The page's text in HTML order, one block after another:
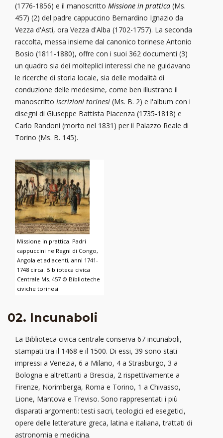
(1776-1856) e il manoscritto Missione in prattica (Ms.
457) (2) del padre cappuccino Bernardino Ignazio da
Vezza d'Asti, ora Vezza d'Alba (1702-1757). La seconda
raccolta, messa insieme dal canonico torinese Antonio
Bosio (1811-1880), offre con i suoi 362 documenti (3)
un quadro sia dei molteplici interessi che ne guidavano
le ricerche di storia locale, sia delle modalità di
conduzione delle medesime, come ben illustrano il
manoscritto Iscrizioni torinesi (Ms. B. 2) e l'album con i
disegni di Giuseppe Battista Piacenza (1735-1818) e
Carlo Randoni (morto nel 1831) per il Palazzo Reale di
Torino (Ms. B. 145).
Missione in prattica. Padri
cappuccini ne Regni di Congo,
Angola et adiacenti, anni 1741-
1748 circa. Biblioteca civica
Centrale Ms. 457 © Biblioteche
civiche torinesi
02. Incunaboli
La Biblioteca civica centrale conserva 67 incunaboli,
stampati tra il 1468 e il 1500. Di essi, 39 sono stati
impressi a Venezia, 6 a Milano, 4 a Strasburgo, 3 a
Bologna e altrettanti a Brescia, 2 rispettivamente a
Firenze, Norimberga, Roma e Torino, 1 a Chivasso,
Lione, Mantova e Treviso. Sono rappresentati i più
disparati argomenti: testi sacri, teologici ed esegetici,
opere delle letterature greca, latina e italiana, trattati di
astronomia e medicina.